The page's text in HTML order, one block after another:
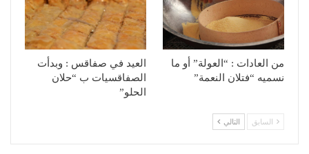
من العادات : “العولة” أو ما
نسميه “فتلان النعمة”
العيد في صفاقس : وبدأت
الصفاقسيات ب “حلان
الحلو”
السابق التالي